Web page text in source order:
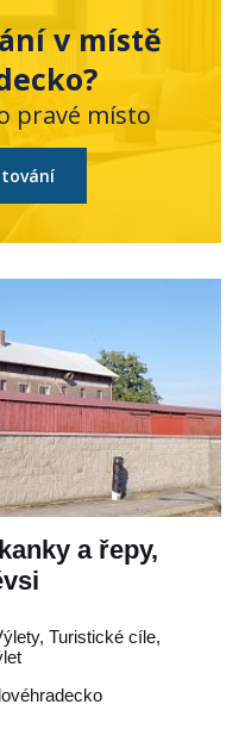
v místě
pravé místo
a řepy,
Turistické cíle,